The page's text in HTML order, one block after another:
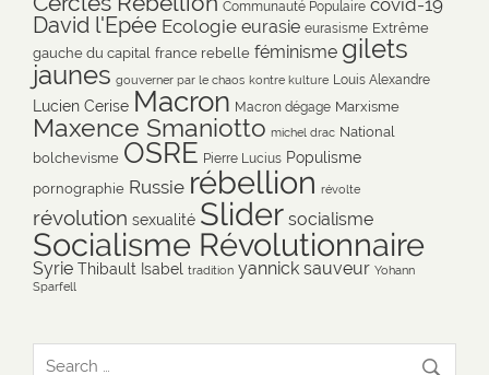
Communauté Populaire
David l'Epée Ecologie eurasie eurasisme Extrême
gauche du capital france rebelle féminisme gilets
jaunes gouverner par le chaos kontre kulture Louis Alexandre
Lucien Cerise Macron Macron dégage Marxisme
Maxence Smaniotto michel drac National
bolchevisme OSRE Pierre Lucius Populisme
pornographie Russie rébellion révolte
révolution sexualité Slider socialisme
Socialisme Révolutionnaire
Syrie Thibault Isabel tradition yannick sauveur Yohann
Sparfell